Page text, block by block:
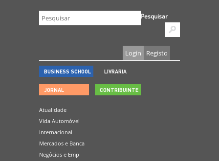
Pesquisar
Login Registo
BUSINESS SCHOOL LIVRARIA
JORNAL
Atualidade
Vida Automóvel
Internacional
Mercados e Banca
Negócios e Emp
CONTRIBUINTE